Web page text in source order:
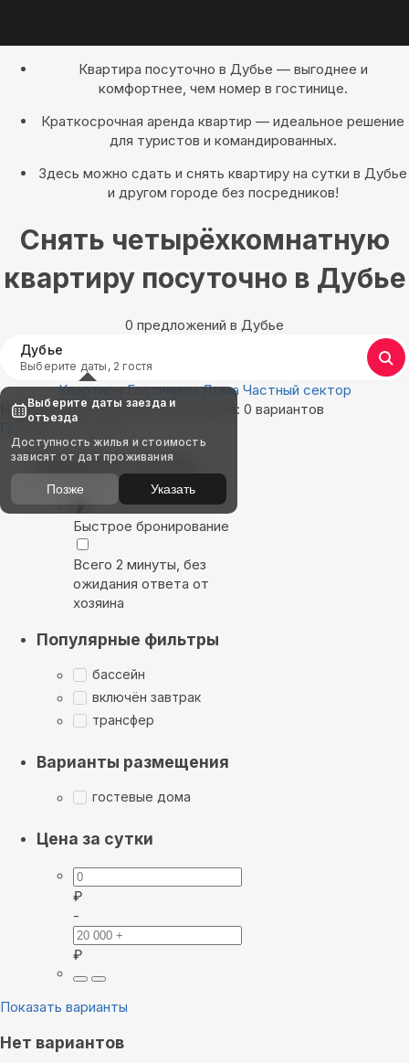
Квартира посуточно в Дубье — выгоднее и
комфортнее, чем номер в гостинице.
Краткосрочная аренда квартир — идеальное решение
для туристов и командированных.
Здесь можно сдать и снять квартиру на сутки в Дубье
и другом городе без посредников!
Снять четырёхкомнатную
квартиру посуточно в Дубье
0 предложений в Дубье
Дубье
Выберите даты, 2 гостя
Квартиры Гостиницы Дома Частный сектор
Найдём, где остановиться в Дубье: 0 вариантов
Показать на карте
Выбирайте лучшее
Быстрое бронирование
Всего 2 минуты, без
ожидания ответа от
хозяина
Популярные фильтры
бассейн
включён завтрак
трансфер
Варианты размещения
гостевые дома
Цена за сутки
₽
-
₽
Показать варианты
Нет вариантов
Выберите даты заезда и
отъезда
Доступность жилья и стоимость
зависят от дат проживания
Позже Указать